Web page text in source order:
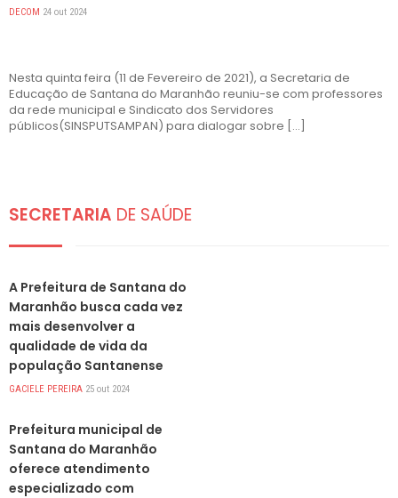
DECOM 24 out 2024
Nesta quinta feira (11 de Fevereiro de 2021), a Secretaria de
Educação de Santana do Maranhão reuniu-se com professores
da rede municipal e Sindicato dos Servidores
públicos(SINSPUTSAMPAN) para dialogar sobre […]
SECRETARIA DE SAÚDE
A Prefeitura de Santana do
Maranhão busca cada vez
mais desenvolver a
qualidade de vida da
população Santanense
GACIELE PEREIRA 25 out 2024
Prefeitura municipal de
Santana do Maranhão
oferece atendimento
especializado com